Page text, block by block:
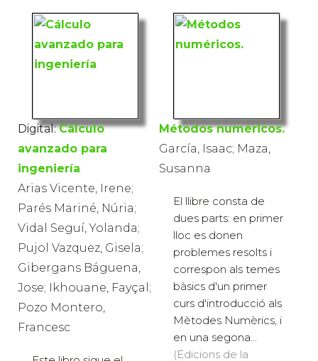
Digital: Cálculo
avanzado para
ingeniería
Arias Vicente, Irene;
Parés Mariné, Núria;
Vidal Seguí, Yolanda;
Pujol Vazquez, Gisela;
Gibergans Báguena,
Jose; Ikhouane, Fayçal;
Pozo Montero,
Francesc
Métodos numéricos.
García, Isaac; Maza,
Susanna
El llibre consta de
dues parts: en primer
lloc es donen
problemes resolts i
correspon als temes
bàsics d'un primer
curs d'introducció als
Mètodes Numèrics, i
en una segona...
(Edicions de la